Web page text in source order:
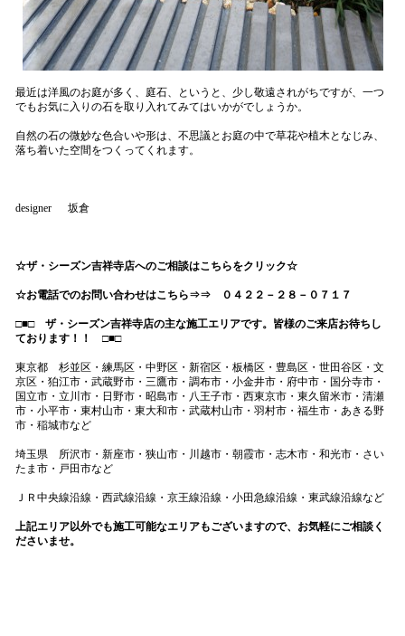
最近は洋風のお庭が多く、庭石、というと、少し敬遠されがちですが、一つ
でもお気に入りの石を取り入れてみてはいかがでしょうか。
自然の石の微妙な色合いや形は、不思議とお庭の中で草花や植木となじみ、
落ち着いた空間をつくってくれます。
designer 坂倉
☆ザ・シーズン吉祥寺店へのご相談はこちらをクリック☆
☆お電話でのお問い合わせはこちら⇒⇒ ０４２２－２８－０７１７
□■□ ザ・シーズン吉祥寺店の主な施工エリアです。皆様のご来店お待ちし
ております！！ □■□
東京都 杉並区・練馬区・中野区・新宿区・板橋区・豊島区・世田谷区・文
京区・狛江市・武蔵野市・三鷹市・調布市・小金井市・府中市・国分寺市・
国立市・立川市・日野市・昭島市・八王子市・西東京市・東久留米市・清瀬
市・小平市・東村山市・東大和市・武蔵村山市・羽村市・福生市・あきる野
市・稲城市など
埼玉県 所沢市・新座市・狭山市・川越市・朝霞市・志木市・和光市・さい
たま市・戸田市など
ＪＲ中央線沿線・西武線沿線・京王線沿線・小田急線沿線・東武線沿線など
上記エリア以外でも施工可能なエリアもございますので、お気軽にご相談く
ださいませ。